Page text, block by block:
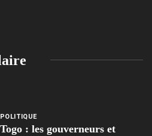
POLITIQUE
Togo : les gouverneurs et